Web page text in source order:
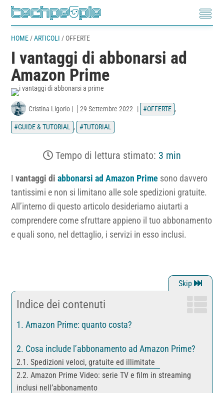
HOME /ARTICOLI / OFFERTE
I vantaggi di abbonarsi ad
Amazon Prime
Cristina Ligorio | 29 Settembre 2022 | OFFERTE ,
GUIDE & TUTORIAL , TUTORIAL
Tempo di lettura stimato: 3 min
Ivantaggi diabbonarsi ad Amazon Prime sono davvero
tantissimi e non si limitano alle sole spedizioni gratuite.
All’interno di questo articolo desideriamo aiutarti a
comprendere come sfruttare appieno il tuo abbonamento
e quali sono, nel dettaglio, i servizi in esso inclusi.
Indice dei contenuti
Amazon Prime: quanto costa?
Cosa include l’abbonamento ad Amazon Prime?
Spedizioni veloci, gratuite ed illimitate
Amazon Prime Video: serie TV e film in streaming
inclusi nell’abbonamento